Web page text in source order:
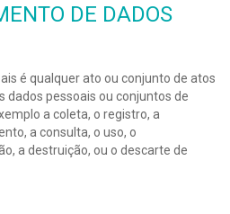
DE DADOS
é qualquer ato ou conjunto de atos
dados pessoais ou conjuntos de
a coleta, o registro, a
a consulta, o uso, o
a destruição, ou o descarte de